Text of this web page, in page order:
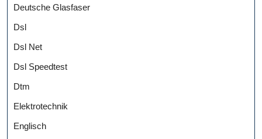
Deutsche Glasfaser
Dsl
Dsl Net
Dsl Speedtest
Dtm
Elektrotechnik
Englisch